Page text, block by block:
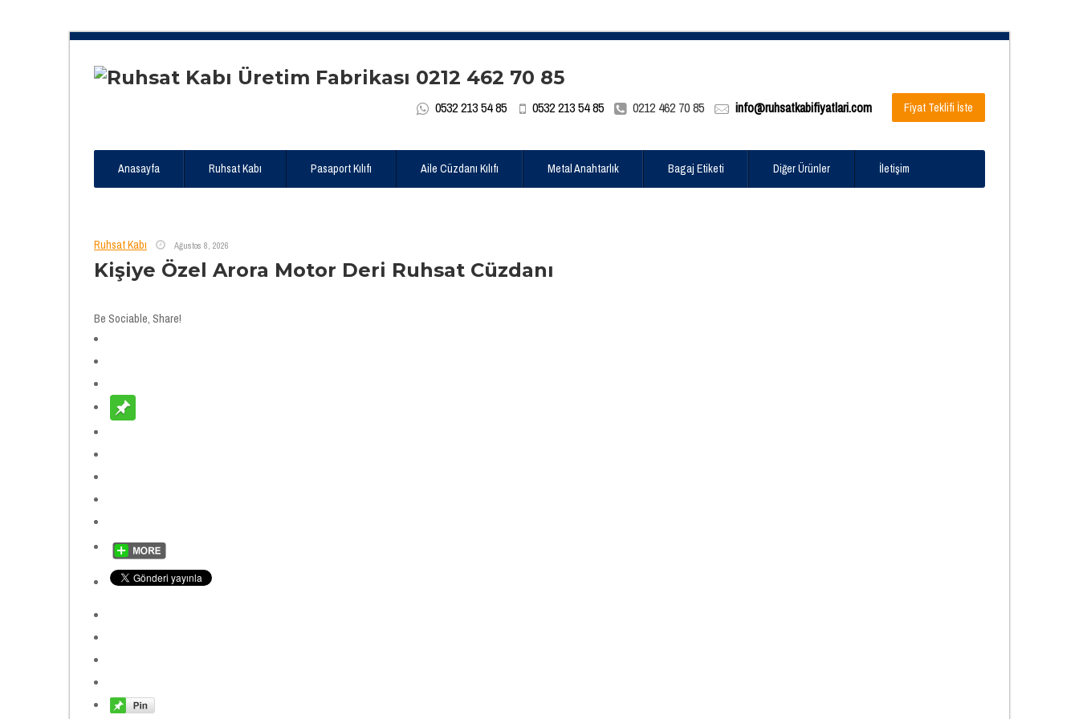
0532 213 54 85 0532 213 54 85 0212 462 70 85 info@ruhsatkabifiyatlari.com Fiyat Teklifi İste
Anasayfa Ruhsat Kabı Pasaport Kılıfı Aile Cüzdanı Kılıfı Metal Anahtarlık Bagaj Etiketi Diğer Ürünler İletişim
Ruhsat Kabı Ağustos 8, 2026
Kişiye Özel Arora Motor Deri Ruhsat Cüzdanı
Be Sociable, Share!